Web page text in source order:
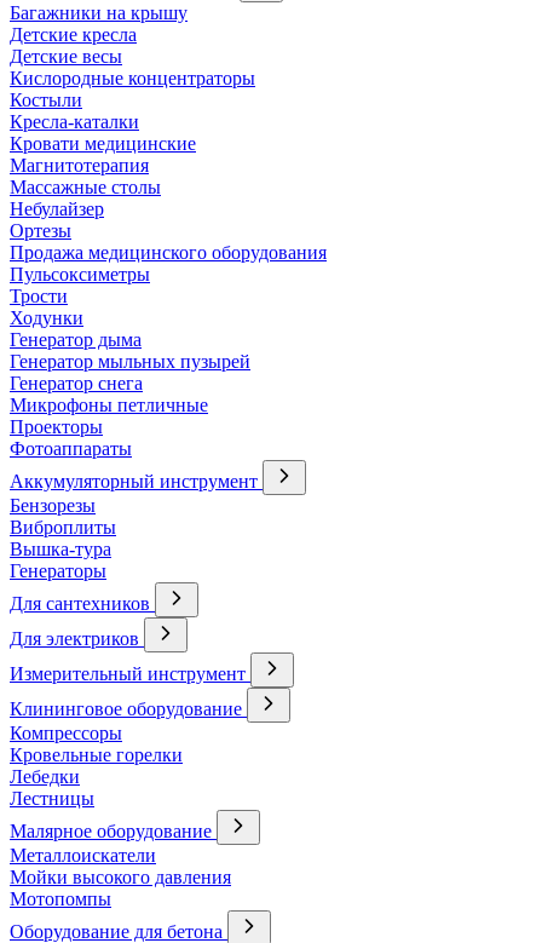
Багажники на крышу
Детские кресла
Детские весы
Кислородные концентраторы
Костыли
Кресла-каталки
Кровати медицинские
Магнитотерапия
Массажные столы
Небулайзер
Ортезы
Продажа медицинского оборудования
Пульсоксиметры
Трости
Ходунки
Генератор дыма
Генератор мыльных пузырей
Генератор снега
Микрофоны петличные
Проекторы
Фотоаппараты
Аккумуляторный инструмент
Бензорезы
Виброплиты
Вышка-тура
Генераторы
Для сантехников
Для электриков
Измерительный инструмент
Клининговое оборудование
Компрессоры
Кровельные горелки
Лебедки
Лестницы
Малярное оборудование
Металлоискатели
Мойки высокого давления
Мотопомпы
Оборудование для бетона